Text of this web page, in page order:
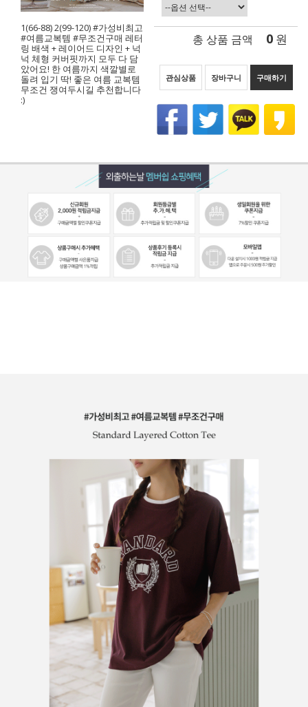
1(66-88) 2(99-120) #가성비최고
#여름교복템 #무조건구매 레터
링 배색 + 레이어드 디자인 + 넉
넉 체형 커버핏까지 모두 다 담
았어요! 한 여름까지 색깔별로
돌려 입기 딱! 좋은 여름 교복템
무조건 쟁여두시길 추천합니다
:)
총 상품 금액 0 원
관심상품 장바구니 구매하기